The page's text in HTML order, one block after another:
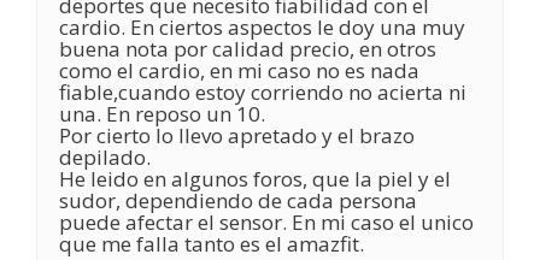
deportes que necesito fiabilidad con el
cardio. En ciertos aspectos le doy una muy
buena nota por calidad precio, en otros
como el cardio, en mi caso no es nada
fiable,cuando estoy corriendo no acierta ni
una. En reposo un 10.
Por cierto lo llevo apretado y el brazo
depilado.
He leido en algunos foros, que la piel y el
sudor, dependiendo de cada persona
puede afectar el sensor. En mi caso el unico
que me falla tanto es el amazfit.